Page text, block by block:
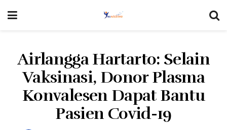
Airlangga Hartarto: Selain
Vaksinasi, Donor Plasma
Konvalesen Dapat Bantu
Pasien Covid-19